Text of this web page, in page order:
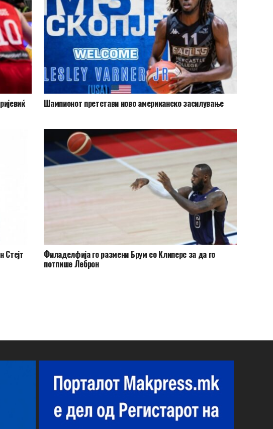
Шампионот претстави ново американско засилување
Стејт Филаделфија го размени Брум со Клиперс за да го
потпише Леброн